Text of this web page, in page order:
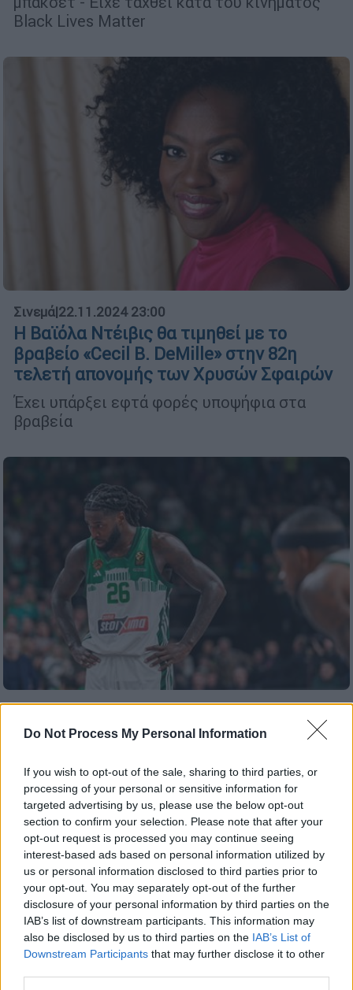
Do Not Process My Personal Information
If you wish to opt-out of the sale, sharing to third parties, or
processing of your personal or sensitive information for
targeted advertising by us, please use the below opt-out
section to confirm your selection. Please note that after your
opt-out request is processed you may continue seeing
interest-based ads based on personal information utilized by
us or personal information disclosed to third parties prior to
your opt-out. You may separately opt-out of the further
disclosure of your personal information by third parties on the
IAB’s list of downstream participants. This information may
also be disclosed by us to third parties on the IAB’s List of
Downstream Participants that may further disclose it to other
Black Lives Matter
Σινεμά|22.11.2024 23:00
Η Βαϊόλα Ντέιβις θα τιμηθεί με το
βραβείο «Cecil B. DeMille» στην 82η
τελετή απονομής των Χρυσών Σφαιρών
Έχει υπάρξει εφτά φορές υποψήφια στα
βραβεία
Euroleague: Κακή εικόνα και ήττα στο
Οι Πράσινοι ηττήθηκαν με 84-77 απ' τη
Ζαλγκίρις